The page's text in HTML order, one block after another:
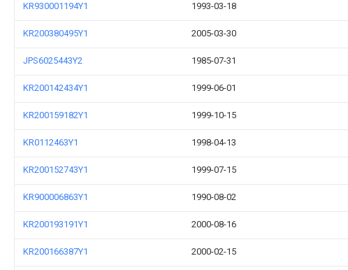
KR930001194Y1 1993-03-18
KR200380495Y1 2005-03-30
JPS6025443Y2 1985-07-31
KR200142434Y1 1999-06-01
KR200159182Y1 1999-10-15
KR0112463Y1 1998-04-13
KR200152743Y1 1999-07-15
KR900006863Y1 1990-08-02
KR200193191Y1 2000-08-16
KR200166387Y1 2000-02-15